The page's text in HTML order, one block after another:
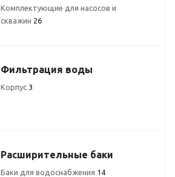
Комплектующие для насосов и
скважин 26
Фильтрация воды
Корпус 3
Расширительные баки
Баки для водоснабжения 14